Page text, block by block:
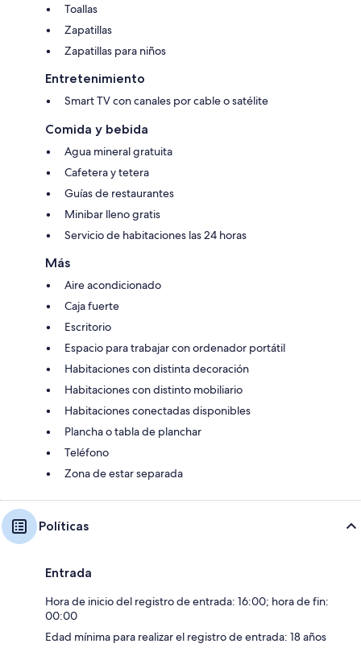
Toallas
Zapatillas
Zapatillas para niños
Entretenimiento
Smart TV con canales por cable o satélite
Comida y bebida
Agua mineral gratuita
Cafetera y tetera
Guías de restaurantes
Minibar lleno gratis
Servicio de habitaciones las 24 horas
Más
Aire acondicionado
Caja fuerte
Escritorio
Espacio para trabajar con ordenador portátil
Habitaciones con distinta decoración
Habitaciones con distinto mobiliario
Habitaciones conectadas disponibles
Plancha o tabla de planchar
Teléfono
Zona de estar separada
Políticas
Entrada
Hora de inicio del registro de entrada: 16:00; hora de fin:
00:00
Edad mínima para realizar el registro de entrada: 18 años